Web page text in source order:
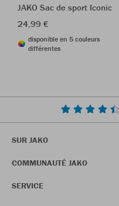
JAKO Sac de sport Iconic
24,99 €
disponible en 5 couleurs
différentes
SUR JAKO
COMMUNAUTÉ JAKO
SERVICE